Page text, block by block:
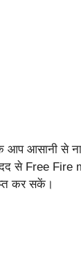
आप आसानी
से Free Fire
कर सकें।